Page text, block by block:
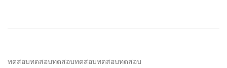
ทดสอบทดสอบทดสอบทดสอบทดสอบทดสอบ